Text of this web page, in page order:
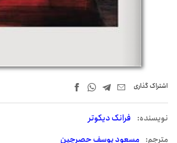
اشتراک‌ گذاری
نويسنده: فرانک دیکوتر
مترجم: مسعود یوسف حصرچین